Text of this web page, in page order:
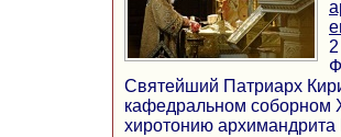
Святейший Патриарх
кафедральном соборном
хиротонию архимандрита